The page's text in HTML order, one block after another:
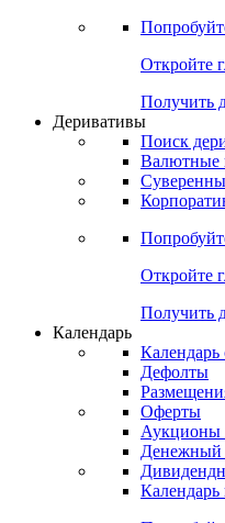
Откройте
Получить
Деривативы
Поиск
Валютные
Откройте
Получить
Календарь
Дефолты
Оферты
Аукционы
Денежный
Календарь